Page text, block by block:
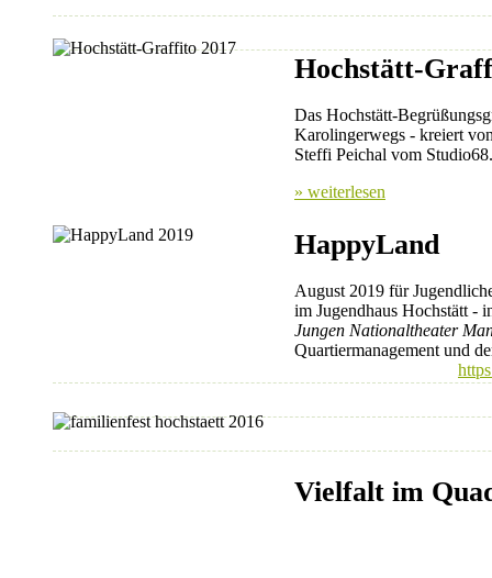
Hochstätt-
Das Hochstätt-
Karolingerwegs - kreiert
Steffi Peichal vom Studio68.
» weiterlesen
HappyLand
August 2019 für
im Jugendhaus Hochstätt -
Jungen Nationaltheater
Quartiermanagement und
Vielfalt im